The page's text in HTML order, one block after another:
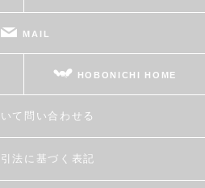
MAIL
HOBONICHI HOME
て問い合わせる
法に基づく表記